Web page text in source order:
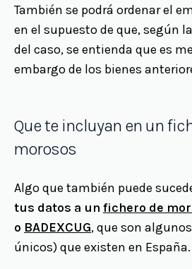
También se podrá ordenar el
en el supuesto de que, según
del caso, se entienda que es
embargo de los bienes
Que te incluyan en un
morosos
Algo que también puede
tus datos a un fichero de
o BADEXCUG, que son
únicos) que existen en España.